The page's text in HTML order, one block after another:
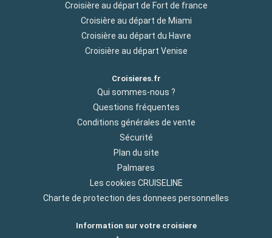
Croisière au départ de Fort de france
Croisière au départ de Miami
Croisière au départ du Havre
Croisière au départ Venise
Croisieres.fr
Qui sommes-nous ?
Questions fréquentes
Conditions générales de vente
Sécurité
Plan du site
Palmares
Les cookies CRUISELINE
Charte de protection des donnees personnelles
Information sur votre croisiere